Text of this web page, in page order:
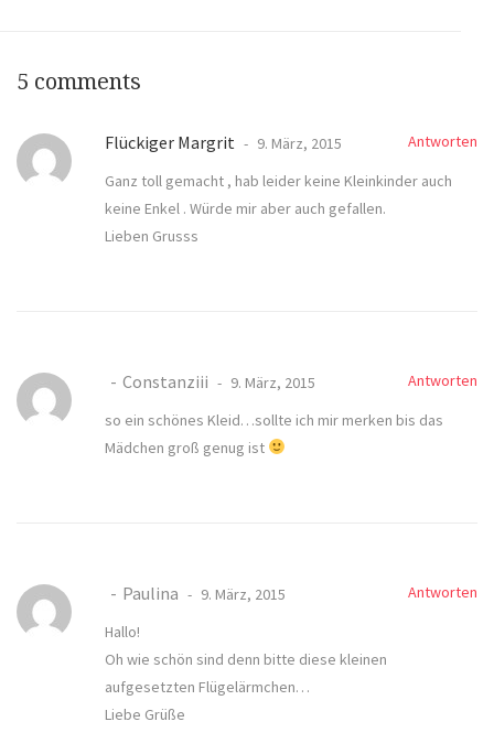
5 comments
Flückiger Margrit 9. März, 2015
Antworten
Ganz toll gemacht , hab leider keine Kleinkinder auch
keine Enkel . Würde mir aber auch gefallen.
Lieben Grusss
Constanziii 9. März, 2015
Antworten
so ein schönes Kleid…sollte ich mir merken bis das
Mädchen groß genug ist
Paulina 9. März, 2015
Antworten
Hallo!
Oh wie schön sind denn bitte diese kleinen
aufgesetzten Flügelärmchen…
Liebe Grüße